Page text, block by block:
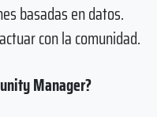
basadas en datos.
con la comunidad.
Manager?